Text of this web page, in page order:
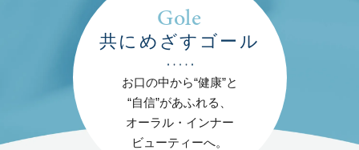
Gole
共にめざすゴール
お口の中から“健康”と
“自信”があふれる、
オーラル・インナー
ビューティーへ。